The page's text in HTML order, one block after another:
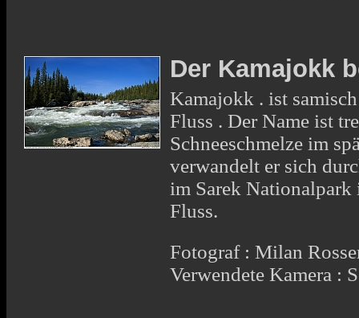
Der Kamajokk
Kamajokk . ist
Fluss . Der Name ist
Schneeschmelze im
verwandelt er sich
im Sarek Nationalpark
Fluss.
Fotograf : Milan
Verwendete Kamera :